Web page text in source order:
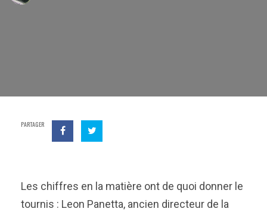
PARTAGER
Les chiffres en la matière ont de quoi donner le
tournis : Leon Panetta, ancien directeur de la